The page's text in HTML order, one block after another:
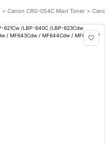
Canon CRG-054C Mavi Toner